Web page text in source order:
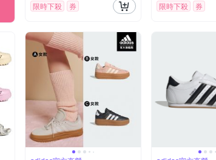
限時下殺 券 限時下殺 券